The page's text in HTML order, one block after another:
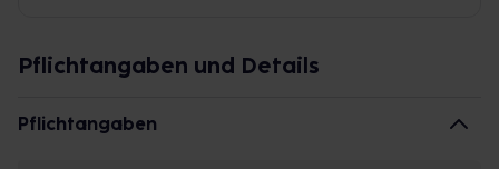
Pflichtangaben und Details
Pflichtangaben